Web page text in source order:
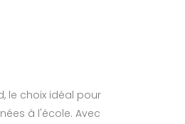
le choix idéal pour
à l'école. Avec